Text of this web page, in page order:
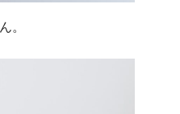
。